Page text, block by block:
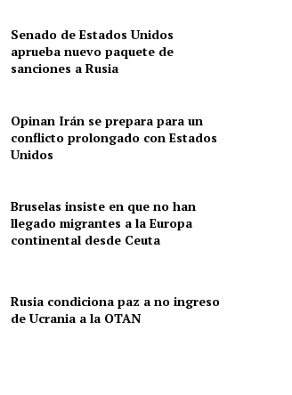
Senado de Estados Unidos
aprueba nuevo paquete de
sanciones a Rusia
Opinan Irán se prepara para un
conflicto prolongado con Estados
Unidos
Bruselas insiste en que no han
llegado migrantes a la Europa
continental desde Ceuta
Rusia condiciona paz a no ingreso
de Ucrania a la OTAN